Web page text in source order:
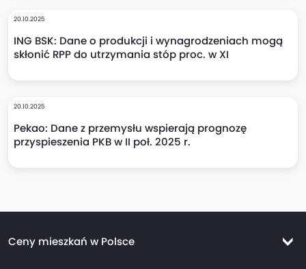
20.10.2025
ING BSK: Dane o produkcji i wynagrodzeniach mogą
skłonić RPP do utrzymania stóp proc. w XI
20.10.2025
Pekao: Dane z przemysłu wspierają prognozę
przyspieszenia PKB w II poł. 2025 r.
Ceny mieszkań w Polsce